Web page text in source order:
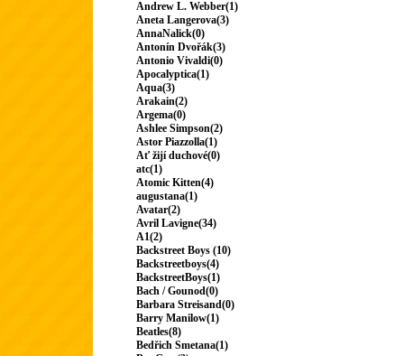
Andrew L. Webber(1)
Aneta Langerova(3)
AnnaNalick(0)
Antonín Dvořák(3)
Antonio Vivaldi(0)
Apocalyptica(1)
Aqua(3)
Arakain(2)
Argema(0)
Ashlee Simpson(2)
Astor Piazzolla(1)
Ať žijí duchové(0)
atc(1)
Atomic Kitten(4)
augustana(1)
Avatar(2)
Avril Lavigne(34)
A1(2)
Backstreet Boys (10)
Backstreetboys(4)
BackstreetBoys(1)
Bach / Gounod(0)
Barbara Streisand(0)
Barry Manilow(1)
Beatles(8)
Bedřich Smetana(1)